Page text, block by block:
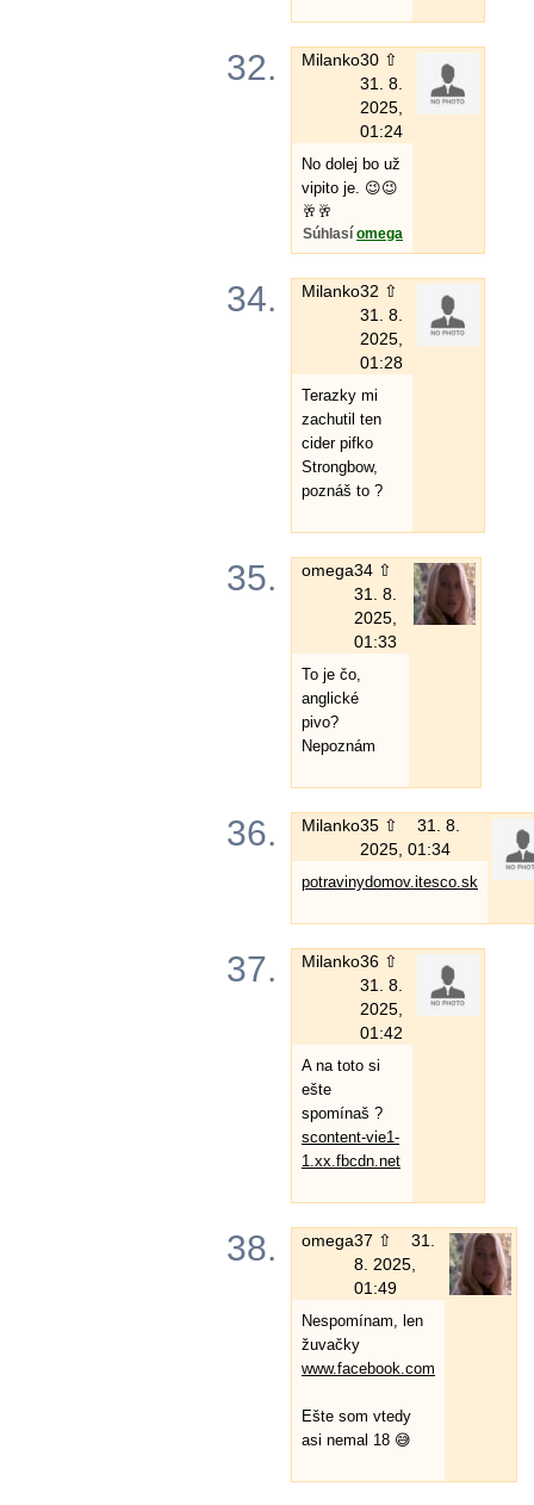
32. Milanko30 ⇧
31. 8.
2025,
01:24
No dolej bo už
vipito je. 😉😉
🥂🥂
Súhlasí omega
34. Milanko32 ⇧
31. 8.
2025,
01:28
Terazky mi
zachutil ten
cider pifko
Strongbow,
poznáš to ?
35. omega34 ⇧
31. 8.
2025,
01:33
To je čo,
anglické
pivo?
Nepoznám
36. Milanko35 ⇧
31. 8.
2025, 01:34
potravinydomov.itesco.sk
37. Milanko36 ⇧
31. 8.
2025,
01:42
A na toto si
ešte
spomínaš ?
scontent-vie1-
1.xx.fbcdn.net
38. omega37 ⇧
31.
8. 2025,
01:49
Nespomínam, len
žuvačky
www.facebook.com
Ešte som vtedy
asi nemal 18 😅